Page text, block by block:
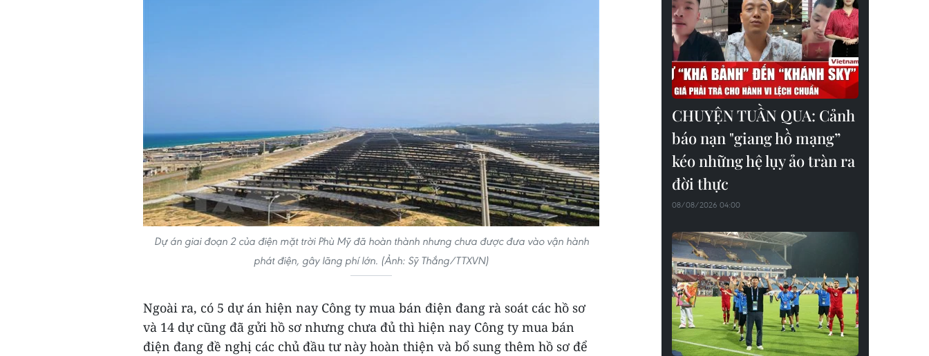
Dự án giai đoạn 2 của điện mặt trời Phù Mỹ đã hoàn thành nhưng chưa được đưa vào vận hành
phát điện, gây lãng phí lớn. (Ảnh: Sỹ Thắng/TTXVN)
Ngoài ra, có 5 dự án hiện nay Công ty mua bán điện đang rà soát các hồ sơ
và 14 dự cũng đã gửi hồ sơ nhưng chưa đủ thì hiện nay Công ty mua bán
điện đang đề nghị các chủ đầu tư này hoàn thiện và bổ sung thêm hồ sơ để
CHUYỆN TUẦN QUA: Cảnh
báo nạn "giang hồ mạng”
kéo những hệ lụy ảo tràn ra
đời thực
08/08/2026 04:00